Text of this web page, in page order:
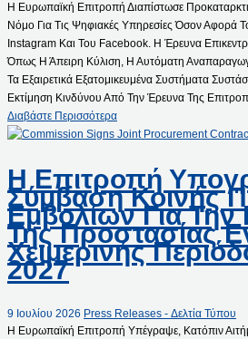
H Ευρωπαϊκή Επιτροπή Διαπίστωσε
Νόμο Για Τις Ψηφιακές Υπηρεσίες Όσον Αφορά
Instagram Και Του Facebook. Η Έρευνα
Όπως Η Άπειρη Κύλιση, Η Αυτόματη
Τα Εξαιρετικά Εξατομικευμένα Συστήματα
Εκτίμηση Κινδύνου Από Την Έρευνα Της
Διαβάστε Περισσότερα
Η Επιτροπή
Σύμβαση Κοινής
Εμβολίων Για Την
Της Προστασίας
Χειμερινής
2027
9 Ιουλίου 2026 Press Releases - Δελτία Τύπου
Η Ευρωπαϊκή Επιτροπή Υπέγραψε, Κατόπιν